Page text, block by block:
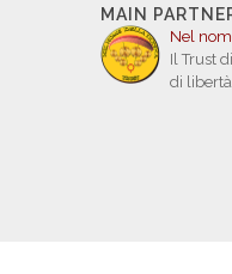
MAIN
Nel
Il Trust
di